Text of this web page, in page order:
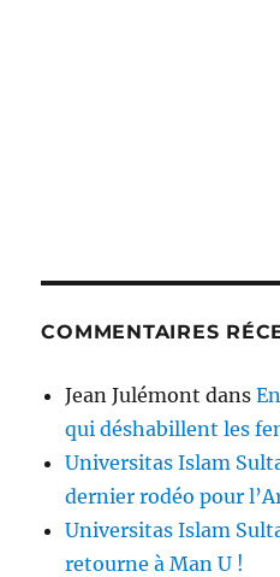
COMMENTAIRES
Jean Julémont dans
qui déshabillent les
Universitas Islam
dernier rodéo pour
Universitas Islam
retourne à Man U !